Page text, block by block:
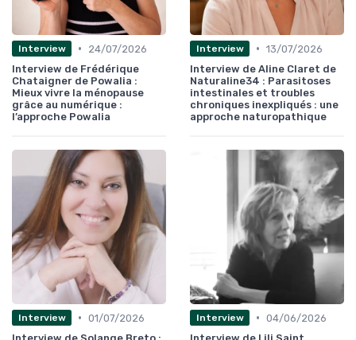
Interview •
24/07/2026
Interview de Frédérique
Chataigner de Powalia :
Mieux vivre la ménopause
grâce au numérique :
l’approche Powalia
Interview • 13/07/2026
Interview de Aline Claret de
Naturaline34 : Parasitoses
intestinales et troubles
chroniques inexpliqués : une
approche naturopathique
Interview • 01/07/2026
Interview • 04/06/2026